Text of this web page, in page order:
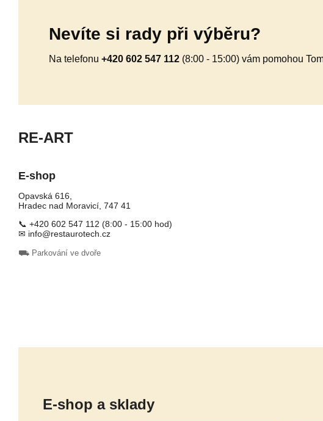
Nevíte si rady při výběru?
Na telefonu +420 602 547 112 (8:00 - 15:00) vám pomohou
RE-ART
E-shop
Opavská 616,
Hradec nad Moravicí, 747 41
📞 +420 602 547 112 (8:00 - 15:00 hod)
✉ info@restaurotech.cz
⛟ Parkování ve dvoře
E-shop a sklady